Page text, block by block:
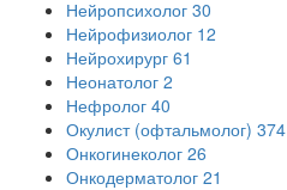
Нейропсихолог 30
Нейрофизиолог 12
Нейрохирург 61
Неонатолог 2
Нефролог 40
Окулист (офтальмолог) 374
Онкогинеколог 26
Онкодерматолог 21